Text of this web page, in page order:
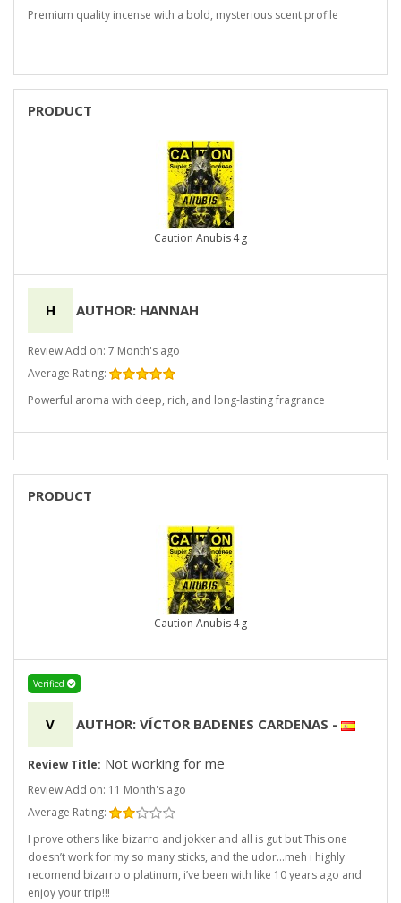
Premium quality incense with a bold, mysterious scent profile
PRODUCT
Caution Anubis 4 g
H AUTHOR: HANNAH
Review Add on: 7 Month's ago
Average Rating:
Powerful aroma with deep, rich, and long-lasting fragrance
PRODUCT
Caution Anubis 4 g
Verified
V AUTHOR: VÍCTOR BADENES CARDENAS -
Review Title: Not working for me
Review Add on: 11 Month's ago
Average Rating:
I prove others like bizarro and jokker and all is gut but This one
doesn’t work for my so many sticks, and the udor…meh i highly
recomend bizarro o platinum, i’ve been with like 10 years ago and
enjoy your trip!!!